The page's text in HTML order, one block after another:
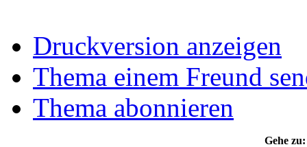
Druckversion anzeigen
Thema einem Freund
Thema abonnieren
Gehe zu: